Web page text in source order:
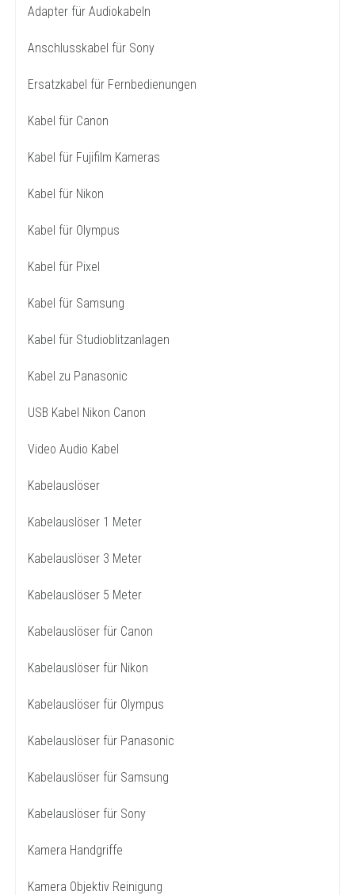
Adapter für Audiokabeln
Anschlusskabel für Sony
Ersatzkabel für Fernbedienungen
Kabel für Canon
Kabel für Fujifilm Kameras
Kabel für Nikon
Kabel für Olympus
Kabel für Pixel
Kabel für Samsung
Kabel für Studioblitzanlagen
Kabel zu Panasonic
USB Kabel Nikon Canon
Video Audio Kabel
Kabelauslöser
Kabelauslöser 1 Meter
Kabelauslöser 3 Meter
Kabelauslöser 5 Meter
Kabelauslöser für Canon
Kabelauslöser für Nikon
Kabelauslöser für Olympus
Kabelauslöser für Panasonic
Kabelauslöser für Samsung
Kabelauslöser für Sony
Kamera Handgriffe
Kamera Objektiv Reinigung